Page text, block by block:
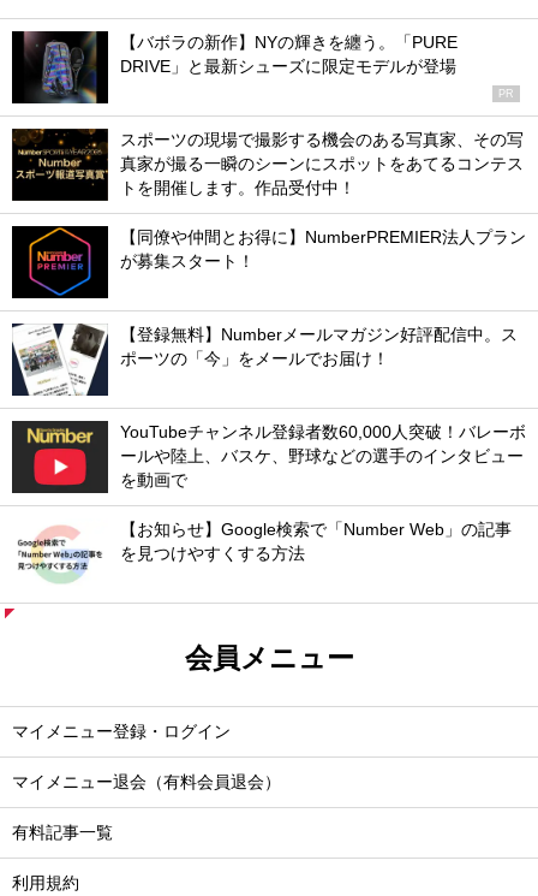
【バボラの新作】NYの輝きを纏う。「PURE
DRIVE」と最新シューズに限定モデルが登場
PR
スポーツの現場で撮影する機会のある写真家、その写
真家が撮る一瞬のシーンにスポットをあてるコンテス
トを開催します。作品受付中！
【同僚や仲間とお得に】NumberPREMIER法人プラン
が募集スタート！
【登録無料】Numberメールマガジン好評配信中。ス
ポーツの「今」をメールでお届け！
YouTubeチャンネル登録者数60,000人突破！バレーボ
ールや陸上、バスケ、野球などの選手のインタビュー
を動画で
【お知らせ】Google検索で「Number Web」の記事
を見つけやすくする方法
会員メニュー
マイメニュー登録・ログイン
マイメニュー退会（有料会員退会）
有料記事一覧
利用規約